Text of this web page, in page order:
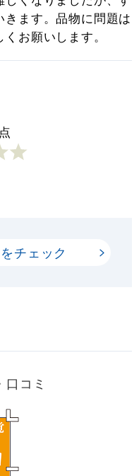
きます。品物に問題は
お願いします。
点
チェック
コミ